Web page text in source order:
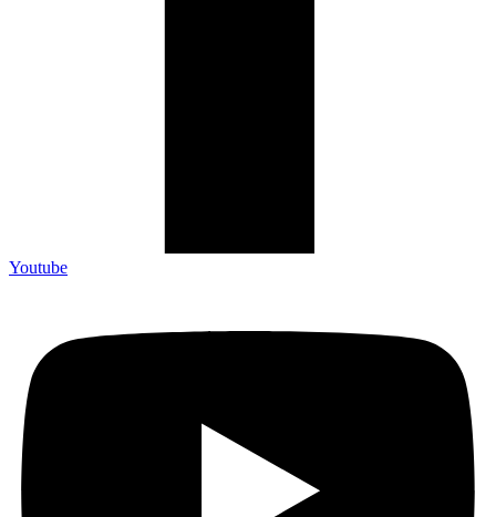
Youtube